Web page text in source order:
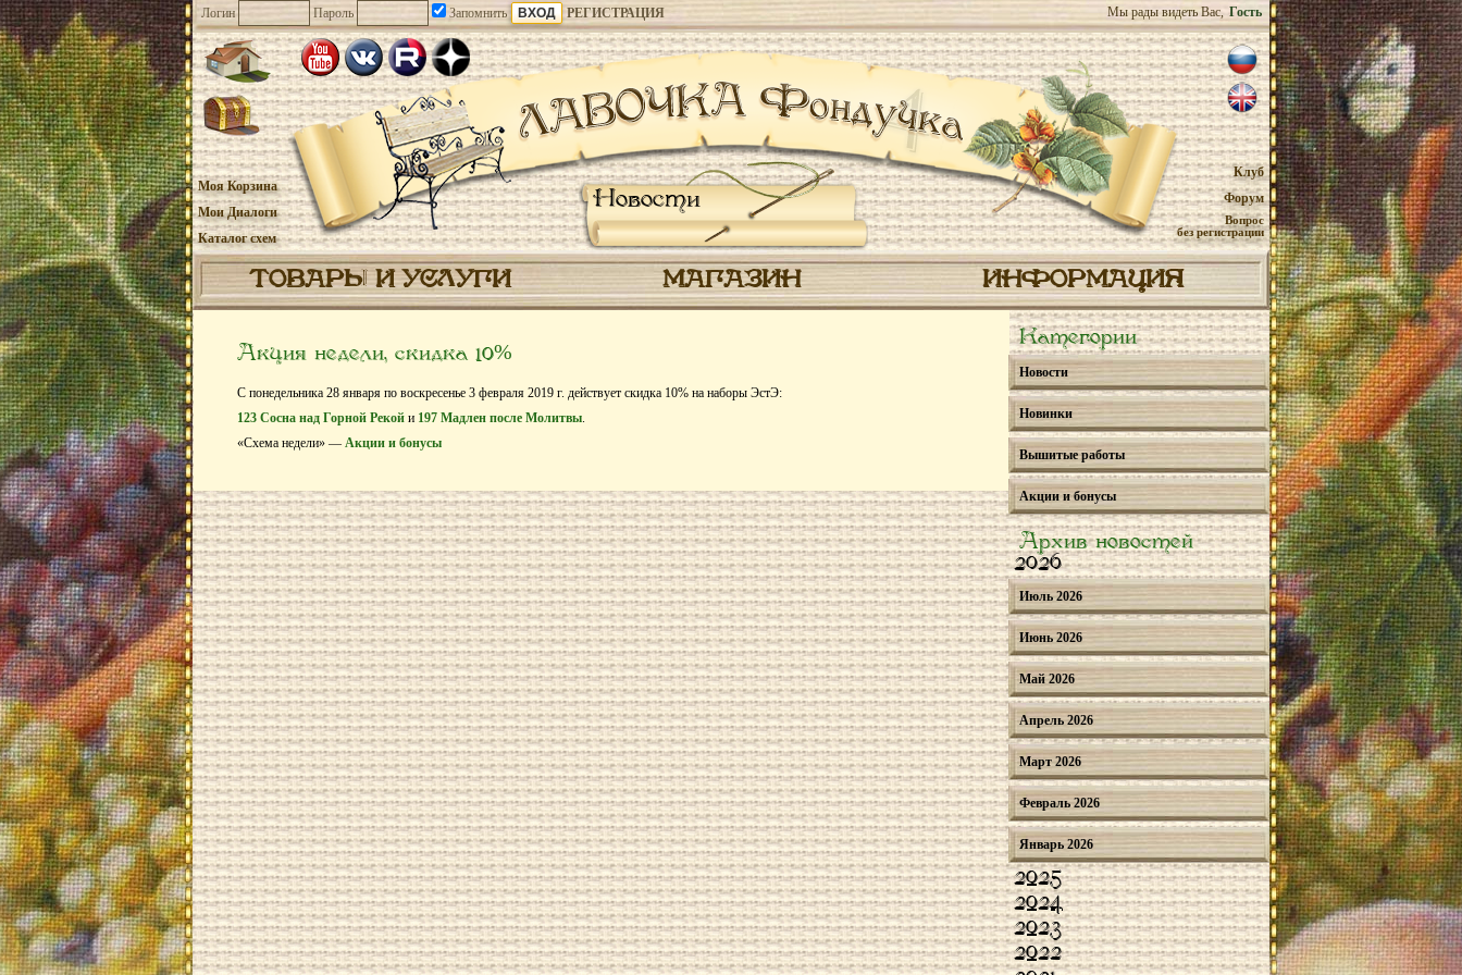
Логин Пароль Запомнить РЕГИСТРАЦИЯ Мы рады видеть Вас, Гость
Новости
Моя Корзина
Мои Диалоги
Каталог схем
Клуб
Форум
Вопрос
без регистрации
ТОВАРЫ И УСЛУГИ МАГАЗИН ИНФОРМАЦИЯ
Акция недели, скидка 10%
С понедельника 28 января по воскресенье 3 февраля 2019 г. действует скидка 10% на наборы ЭстЭ:
123 Сосна над Горной Рекой и 197 Мадлен после Молитвы.
«Схема недели» — Акции и бонусы
Категории
Новости
Новинки
Вышитые работы
Акции и бонусы
Архив новостей
2026
Июль 2026
Июнь 2026
Май 2026
Апрель 2026
Март 2026
Февраль 2026
Январь 2026
2025
2024
2023
2022